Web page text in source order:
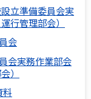
立準備委員会実
行管理部会）
会
会実務作業部会
）
料